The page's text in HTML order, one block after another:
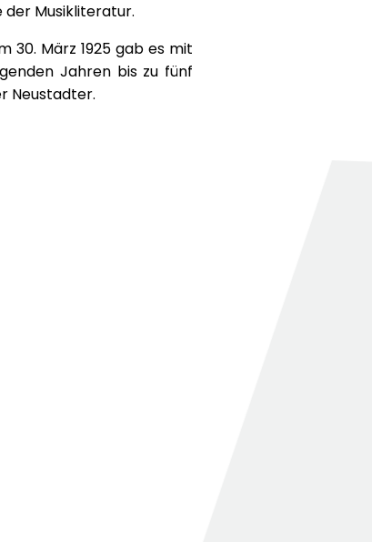
Musikliteratur.
30. März 1925 gab es mit
Jahren bis zu fünf
Neustadter.